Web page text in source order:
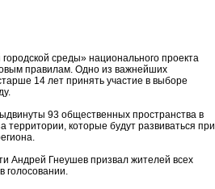
среды» национального проекта
правилам. Одно из важнейших
14 лет принять участие в выборе
93 общественных пространства в
территории, которые будут развиваться при
Андрей Гнеушев призвал жителей всех
голосовании.